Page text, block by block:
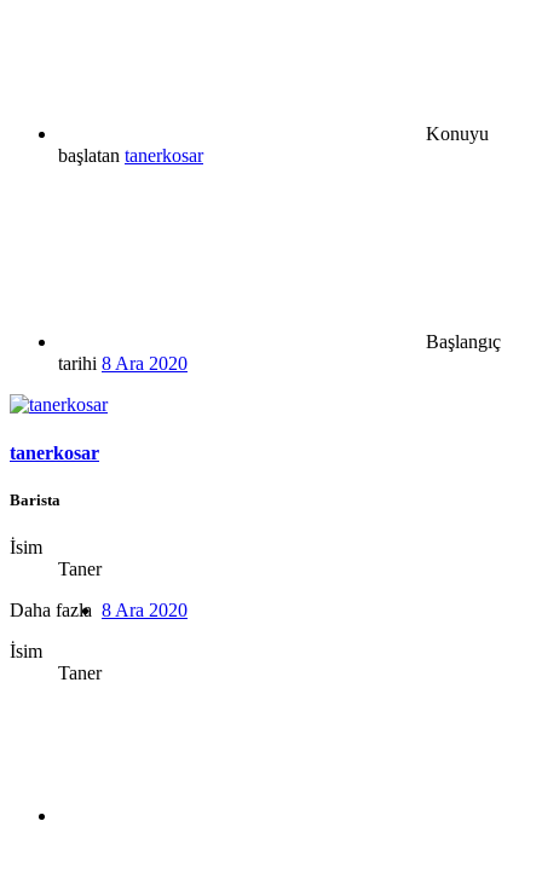
Konuyu
başlatan tanerkosar
Başlangıç
tarihi 8 Ara 2020
tanerkosar
Barista
İsim
Taner
Daha fazla
İsim
Taner
8 Ara 2020